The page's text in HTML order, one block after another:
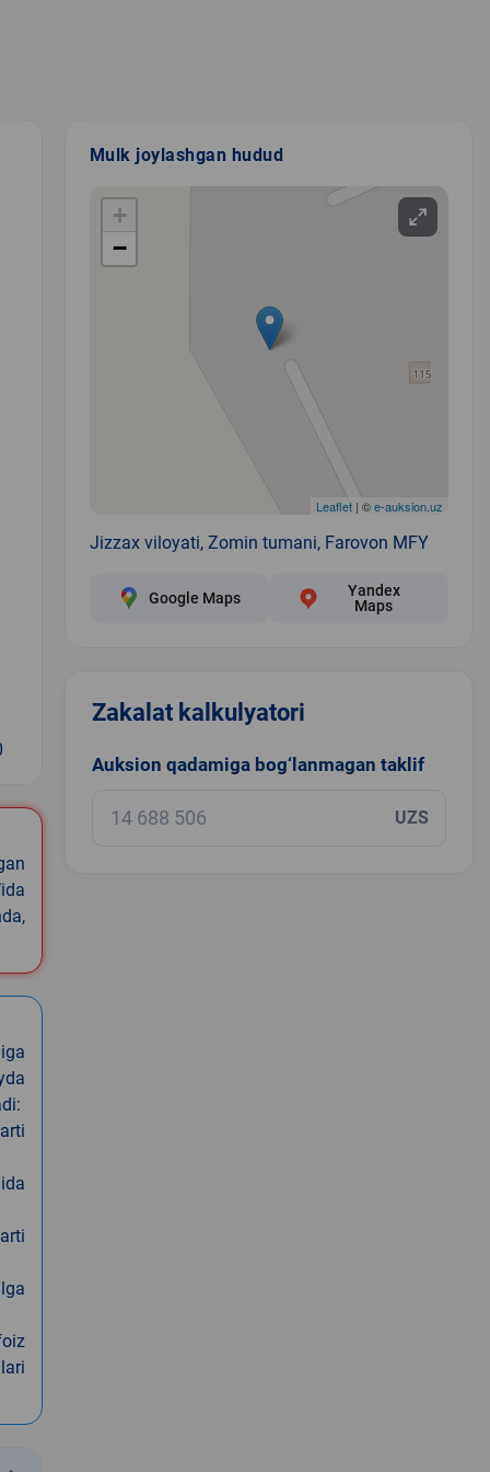
Mulk joylashgan hudud
+
−
Leaflet| ©e-auksion.uz
Jizzax viloyati, Zomin tumani, Farovon MFY
Google Maps
Yandex
Maps
Zakalat kalkulyatori
Auksion qadamiga bog‘lanmagan taklif
UZS